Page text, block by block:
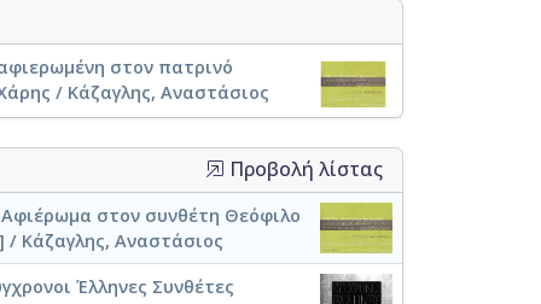
στον πατρινό
/ Κάζαγλης, Αναστάσιος
Προβολή λίστας
στον συνθέτη Θεόφιλο
Κάζαγλης, Αναστάσιος
Έλληνες Συνθέτες